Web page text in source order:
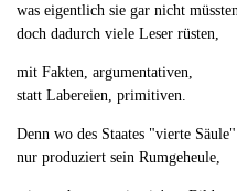
was eigentlich sie gar nicht müssten,
doch dadurch viele Leser rüsten,
mit Fakten, argumentativen,
statt Labereien, primitiven.
Denn wo des Staates "vierte Säule"
nur produziert sein Rumgeheule,